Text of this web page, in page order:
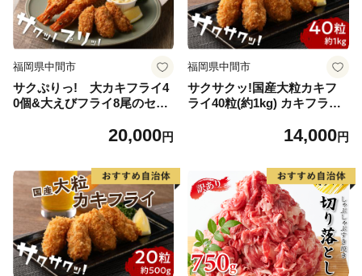
福岡県中間市
サクぷりっ! 大カキフライ4
0個&大えびフライ8尾のセッ
魚貝類 貝 エビフライ エビ え
20,000円
福岡県中間市
サクサクッ!国産大粒カキフ
ライ40粒(約1kg) カキフライ
14,000円